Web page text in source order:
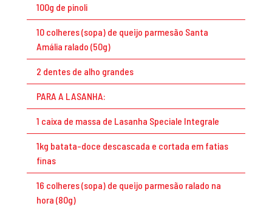
100g de pinoli
10 colheres (sopa) de queijo parmesão Santa
Amália ralado (50g)
2 dentes de alho grandes
PARA A LASANHA:
1 caixa de massa de Lasanha Speciale Integrale
1kg batata-doce descascada e cortada em fatias
finas
16 colheres (sopa) de queijo parmesão ralado na
hora (80g)